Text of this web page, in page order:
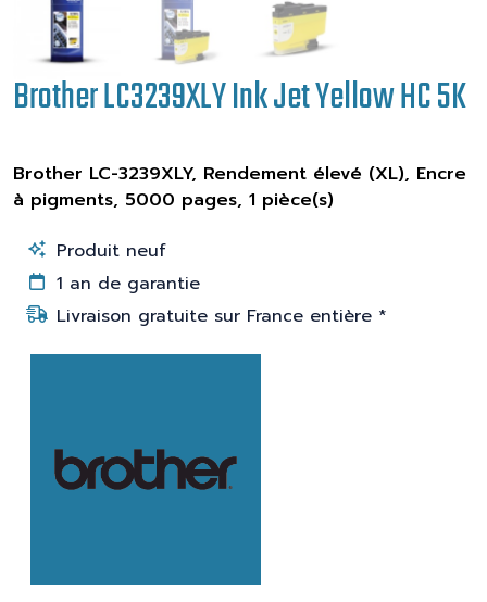
Brother LC3239XLY Ink Jet Yellow HC 5K
Brother LC-3239XLY, Rendement élevé (XL), Encre
à pigments, 5000 pages, 1 pièce(s)
Produit neuf
1 an de garantie
Livraison gratuite sur France entière *